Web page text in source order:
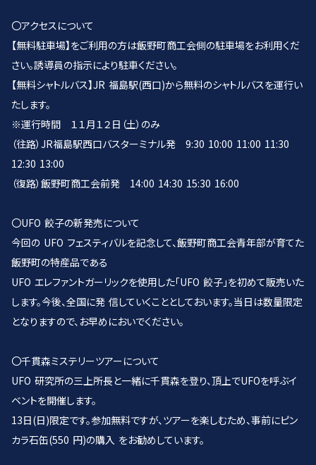
〇アクセスについて
【無料駐車場】をご利用の方は飯野町商工会側の駐車場をお利用くだ
さい。誘導員の指示により駐車ください。
【無料シャトルバス】JR 福島駅(西口)から無料のシャトルバスを運行い
たします。
※運行時間 １１月１２日（土）のみ
（往路）JR福島駅西口バスターミナル発 9:30 10:00 11:00 11:30
12:30 13:00
（復路）飯野町商工会前発 14:00 14:30 15:30 16:00
〇UFO 餃子の新発売について
今回の UFO フェスティバルを記念して、飯野町商工会青年部が育てた
飯野町の特産品である
UFO エレファントガーリックを使用した「UFO 餃子」を初めて販売いた
します。今後、全国に発 信していくこととしておいます。当日は数量限定
となりますので、お早めにおいでください。
〇千貫森ミステリーツアーについて
UFO 研究所の三上所長と一緒に千貫森を登り、頂上でUFOを呼ぶイ
ベントを開催します。
13日(日)限定です。参加無料ですが、ツアーを楽しむため、事前にピン
カラ石缶(550 円)の購入 をお勧めしています。